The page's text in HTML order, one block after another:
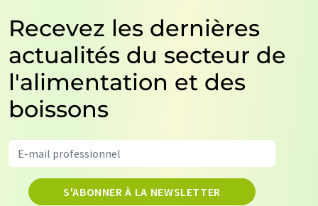
Recevez les dernières
actualités du secteur de
l'alimentation et des
boissons
S'ABONNER À LA NEWSLETTER